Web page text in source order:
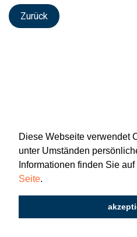
Diese Webseite verwendet
unter Umständen
Informationen finden Sie
Seite.
Zurück
Newsletter
2026 ©